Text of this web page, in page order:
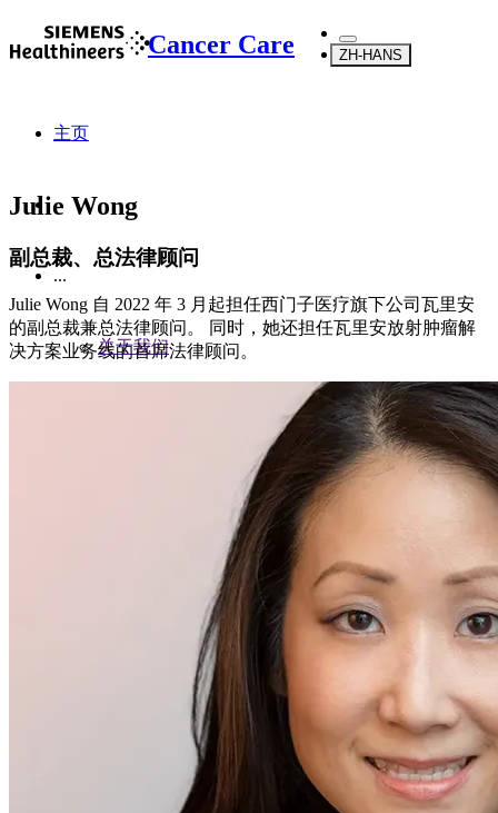
Cancer Care ZH-HANS
主页
...
关于我们
Julie Wong
副总裁、总法律顾问
Julie Wong 自 2022 年 3 月起担任西门子医疗旗下公司瓦里安
的副总裁兼总法律顾问。 同时，她还担任瓦里安放射肿瘤解
决方案业务线的首席法律顾问。